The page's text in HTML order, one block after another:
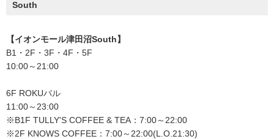
South
【イオンモール津田沼South】
B1・2F・3F・4F・5F
10:00～21:00
6F ROKUバル
11:00～23:00
※B1F TULLY'S COFFEE & TEA：7:00～22:00
※2F KNOWS COFFEE：7:00～22:00(L.O.21:30)